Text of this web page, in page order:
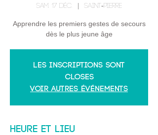
sam. 17 déc. Saint-Pierre
Apprendre les premiers gestes de secours
dès le plus jeune âge
Les inscriptions sont
closes
Voir autres événements
Heure et lieu